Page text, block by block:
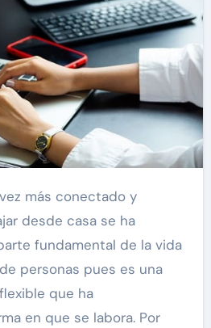
desde casa se ha
fundamental de la vida
personas pues es una
que ha
en que se labora. Por